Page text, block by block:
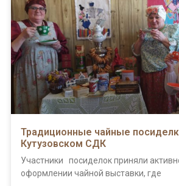
Традиционные чайные
Кутузовском СДК
Участники посиделок приняли
оформлении чайной выставки, где